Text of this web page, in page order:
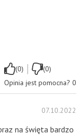
(0) |
(0)
Opinia jest pomocna? 0
07.10.2022
na święta bardzo